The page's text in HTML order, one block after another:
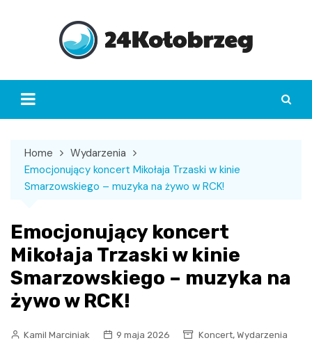
Home
Wydarzenia
Emocjonujący koncert Mikołaja Trzaski w kinie
Smarzowskiego – muzyka na żywo w RCK!
Emocjonujący koncert
Mikołaja Trzaski w kinie
Smarzowskiego – muzyka na
żywo w RCK!
Kamil Marciniak 9 maja 2026 Koncert, Wydarzenia